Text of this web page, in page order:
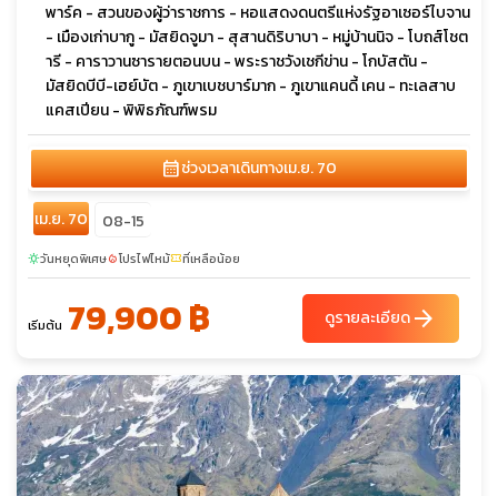
พาร์ค - สวนของผู้ว่าราชการ - หอแสดงดนตรีแห่งรัฐอาเซอร์ไบจาน
- เมืองเก่าบากู - มัสยิดจูมา - สุสานดิริบาบา - หมู่บ้านนิจ - โบถส์โชต
ารี - คาราวานซารายตอนบน - พระราชวังเชกีข่าน - โกบัสตัน -
มัสยิดบีบี-เฮย์บัต - ภูเขาเบชบาร์มาก - ภูเขาแคนดี้ เคน - ทะเลสาบ
แคสเปียน - พิพิธภัณฑ์พรม
calendar_monthช่วงเวลาเดินทางเม.ย. 70
เม.ย. 70 08-15
sunnyวันหยุดพิเศษlocal_fire_departmentโปรไฟไหม้confirmation_numberที่เหลือน้อย
เริ่มต้น 79,900 ฿ ดูรายละเอียดarrow_forward